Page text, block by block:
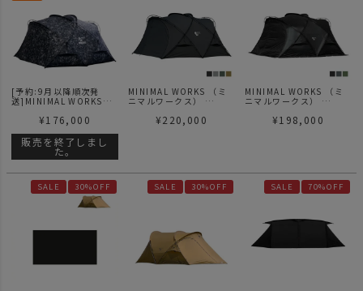
[予約:9月以降順次発
送]MINIMAL WORKS
GEAR MISSION(ギアミ
SHELTER G - Gray
camo | シェルターG グ
レーカモ
¥176,000
販売を終了しまし
た。
MINIMAL WORKS （ミ
ニマルワークス）
ターGHE
¥220,000
MINIMAL WORKS （ミ
ニマルワークス）
¥198,000
SALE 30%OFF SALE 30%OFF SALE 70%OFF